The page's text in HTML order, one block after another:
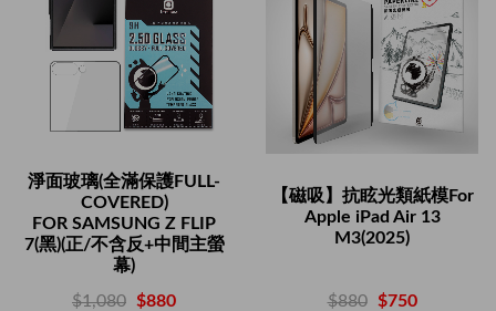
淨面玻璃(全滿保護FULL-
COVERED)
FOR SAMSUNG Z FLIP
7(黑)(正/不含反+中間主螢
幕)
$1,080 $880
【磁吸】抗眩光類紙模For
Apple iPad Air 13
M3(2025)
$880 $750